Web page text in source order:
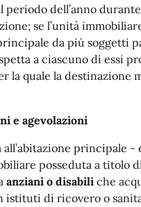
periodo dell’anno
se l’unità
da più soggetti
a ciascuno di essi
la quale la destinazione
e agevolazioni
all’abitazione principale
posseduta a titolo
anziani o disabili che
istituti di ricovero o